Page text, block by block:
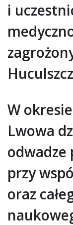
i
W
Lwowa
odwadze
przy
oraz